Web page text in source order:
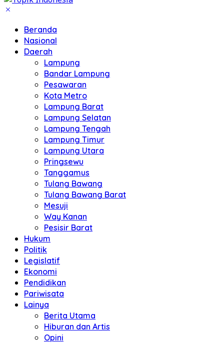
Beranda
Nasional
Daerah
Lampung
Bandar Lampung
Pesawaran
Kota Metro
Lampung Barat
Lampung Selatan
Lampung Tengah
Lampung Timur
Lampung Utara
Pringsewu
Tanggamus
Tulang Bawang
Tulang Bawang Barat
Mesuji
Way Kanan
Pesisir Barat
Hukum
Politik
Legislatif
Ekonomi
Pendidikan
Pariwisata
Lainya
Berita Utama
Hiburan dan Artis
Opini